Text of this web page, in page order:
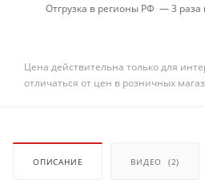
Отгрузка в регионы РФ — 3
Цена действительна только для
отличаться от цен в розничных
ОПИСАНИЕ ВИДЕО (2)